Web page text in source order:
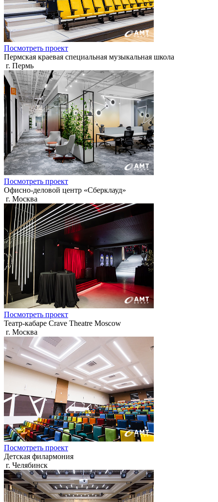
Посмотреть проект
Пермская краевая специальная музыкальная школа
г. Пермь
Посмотреть проект
Офисно-деловой центр «Сберклауд»
г. Москва
Посмотреть проект
Театр-кабаре Crave Theatre Moscow
г. Москва
Посмотреть проект
Детская филармония
г. Челябинск